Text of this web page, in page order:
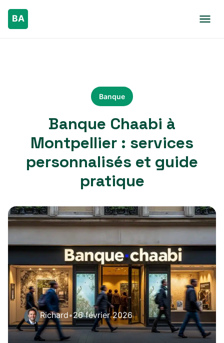
Banque
Banque Chaabi à
Montpellier : services
personnalisés et guide
pratique
Richard•26 février 2026